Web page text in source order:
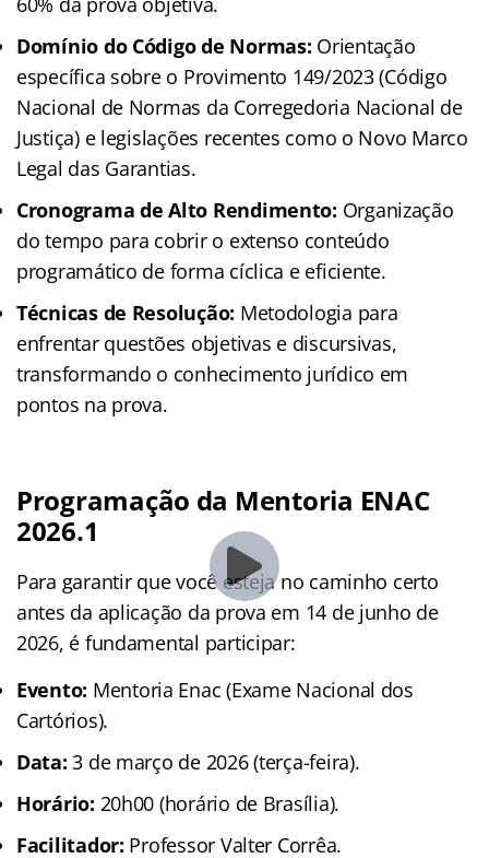
Domínio do Código de Normas: Orientação
específica sobre o Provimento 149/2023 (Código
Nacional de Normas da Corregedoria Nacional de
Justiça) e legislações recentes como o Novo Marco
Legal das Garantias.
Cronograma de Alto Rendimento: Organização
do tempo para cobrir o extenso conteúdo
programático de forma cíclica e eficiente.
Técnicas de Resolução: Metodologia para
enfrentar questões objetivas e discursivas,
transformando o conhecimento jurídico em
pontos na prova.
Programação da Mentoria ENAC
2026.1
Para garantir que você esteja no caminho certo
antes da aplicação da prova em 14 de junho de
2026, é fundamental participar:
Evento: Mentoria Enac (Exame Nacional dos
Cartórios).
Data: 3 de março de 2026 (terça-feira).
Horário: 20h00 (horário de Brasília).
Facilitador: Professor Valter Corrêa.